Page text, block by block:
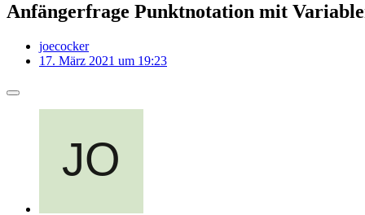
Anfängerfrage Punktnotation mit
joecocker
17. März 2021 um 19:23